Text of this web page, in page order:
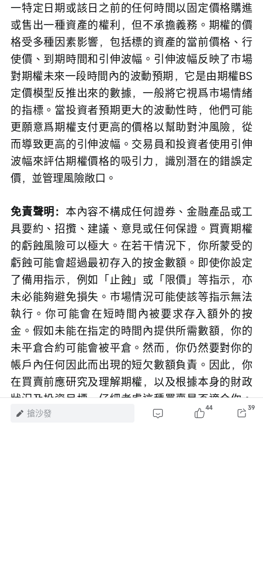
一特定日期或該日之前的任何時間以固定價格購進
或售出一種資產的權利，但不承擔義務。期權的價
格受多種因素影響，包括標的資產的當前價格、行
使價、到期時間和引伸波幅。引伸波幅反映了市場
對期權未來一段時間內的波動預期，它是由期權BS
定價模型反推出來的數據，一般將它視爲市場情緒
的指標。當投資者預期更大的波動性時，他們可能
更願意爲期權支付更高的價格以幫助對沖風險，從
而導致更高的引伸波幅。交易員和投資者使用引伸
波幅來評估期權價格的吸引力，識別潛在的錯誤定
價，並管理風險敞口。
免責聲明： 本內容不構成任何證券、金融產品或工
具要約、招攬、建議、意見或任何保證。買賣期權
的虧蝕風險可以極大。在若干情況下，你所蒙受的
虧蝕可能會超過最初存入的按金數額。即使你設定
了備用指示，例如「止蝕」或「限價」等指示，亦
未必能夠避免損失。市場情況可能使該等指示無法
執行。你可能會在短時間內被要求存入額外的按
金。假如未能在指定的時間內提供所需數額，你的
未平倉合約可能會被平倉。然而，你仍然要對你的
帳戶內任何因此而出現的短欠數額負責。因此，你
在買賣前應研究及理解期權，以及根據本身的財政
狀況及投資目標，仔細考慮這種買賣是否適合你。
如果你買賣期權，便應熟悉行使期權及期權到期時
搶沙發 44 39